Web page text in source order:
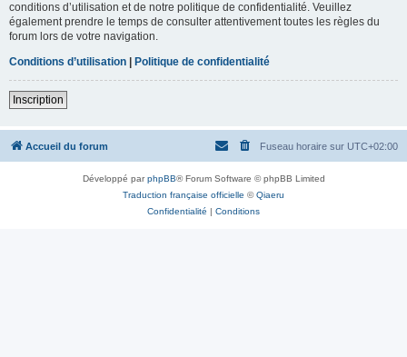
conditions d’utilisation et de notre politique de confidentialité. Veuillez
également prendre le temps de consulter attentivement toutes les règles du
forum lors de votre navigation.
Conditions d’utilisation | Politique de confidentialité
Inscription
Accueil du forum Fuseau horaire sur UTC+02:00
Développé parphpBB® Forum Software © phpBB Limited
Traduction française officielle ©Qiaeru
Confidentialité | Conditions